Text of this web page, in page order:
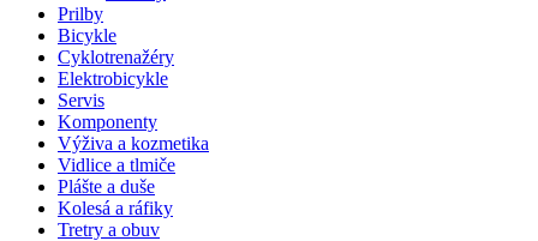
Prilby
Bicykle
Cyklotrenažéry
Elektrobicykle
Servis
Komponenty
Výživa a kozmetika
Vidlice a tlmiče
Plášte a duše
Kolesá a ráfiky
Tretry a obuv